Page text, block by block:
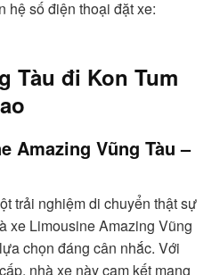
hệ số điện thoại đặt xe:
Tàu đi Kon Tum
Amazing Vũng Tàu –
trải nghiệm di chuyển thật sự
xe Limousine Amazing Vũng
chọn đáng cân nhắc. Với
nhà xe này cam kết mang